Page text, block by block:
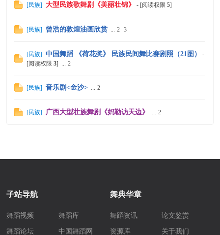
[民族] 大型民族歌舞剧《美丽壮锦》 - [阅读权限5]
[民族] 曾浩的敦煌油画欣赏 ... 2 3
[民族] 中国舞蹈 《荷花奖》 民族民间舞比赛剧照（21图）
-
[阅读权限3] ... 2
[民族] 音乐剧<金沙> ... 2
[民族] 广西大型壮族舞剧《妈勒访天边》 ... 2
子站导航
舞蹈视频 舞蹈库
舞蹈论坛 中国舞蹈网
舞典华章
舞蹈资讯 论文鉴赏
资源库 关于我们